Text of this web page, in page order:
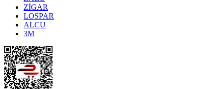
ZİGAR
LOSPAR
ALCU
3M